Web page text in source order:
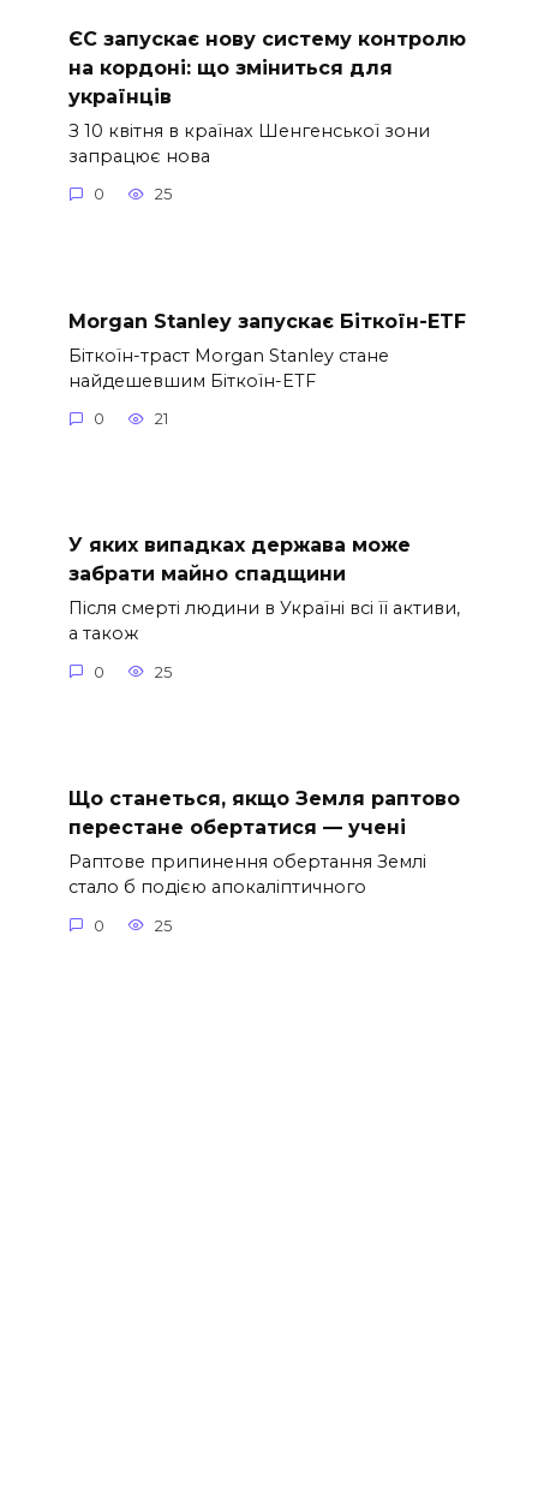
ЄС запускає нову систему контролю
на кордоні: що зміниться для
українців
З 10 квітня в країнах Шенгенської зони
запрацює нова
0 25
Morgan Stanley запускає Біткоїн-ETF
Біткоїн-траст Morgan Stanley стане
найдешевшим Біткоїн-ETF
0 21
У яких випадках держава може
забрати майно спадщини
Після смерті людини в Україні всі її активи,
а також
0 25
Що станеться, якщо Земля раптово
перестане обертатися — учені
Раптове припинення обертання Землі
стало б подією апокаліптичного
0 25